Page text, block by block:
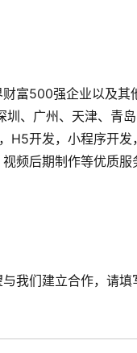
富500强企业以及
、广州、天津、青
H5开发，小程序开
频后期制作等优质服
我们建立合作，请